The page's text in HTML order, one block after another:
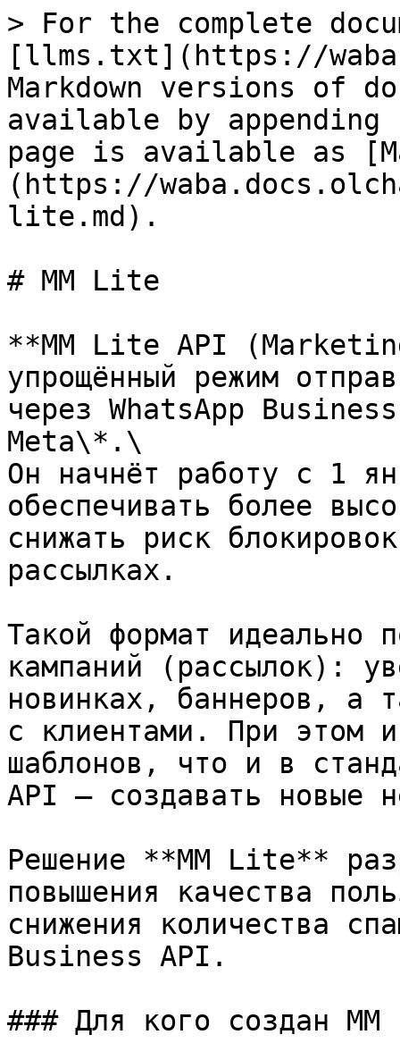
> For the complete
[llms.txt](https://
Markdown versions of
available by
page is available as
(https://
lite.md).
# MM Lite
**MM Lite API
упрощённый режим
через WhatsApp
Meta\*.\
Он начнёт работу с 1
обеспечивать более
снижать риск
рассылках.
Такой формат идеально
кампаний (рассылок):
новинках, баннеров, а
с клиентами. При этом
шаблонов, что и в
API — создавать новые
Решение **MM Lite**
повышения качества
снижения количества
Business API.
### Для кого создан